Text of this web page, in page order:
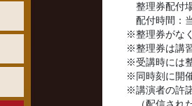
整理券配付
配付時間：
※整理券がな
※整理券は講
※受講時には
※同時刻に開
※講演者の許